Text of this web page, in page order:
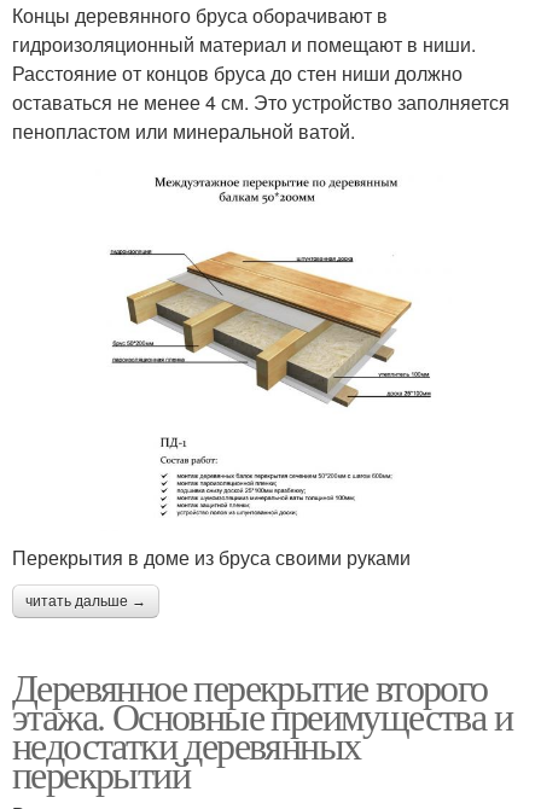
Концы деревянного бруса оборачивают в
гидроизоляционный материал и помещают в ниши.
Расстояние от концов бруса до стен ниши должно
оставаться не менее 4 см. Это устройство заполняется
пенопластом или минеральной ватой.
Перекрытия в доме из бруса своими руками
читать дальше →
Деревянное перекрытие второго
этажа. Основные преимущества и
недостатки деревянных
перекрытий